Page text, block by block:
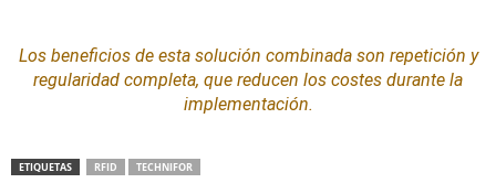
Los beneficios de esta solución combinada son repetición y
regularidad completa, que reducen los costes durante la
implementación.
ETIQUETAS RFID TECHNIFOR